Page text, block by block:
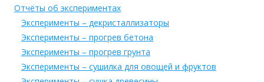
Отчёты об экспериментах
Эксперименты – декристаллизаторы
Эксперименты – прогрев бетона
Эксперименты – прогрев грунта
Эксперименты – сушилка для овощей и фруктов